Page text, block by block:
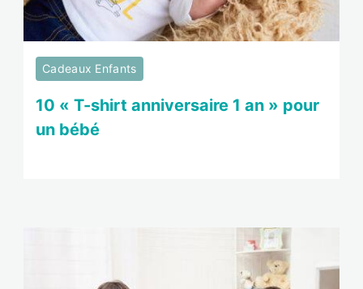
Cadeaux Enfants
10 « T-shirt anniversaire 1 an » pour
un bébé